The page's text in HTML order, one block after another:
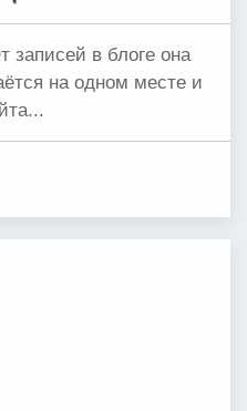
записей в блоге она
на одном месте и